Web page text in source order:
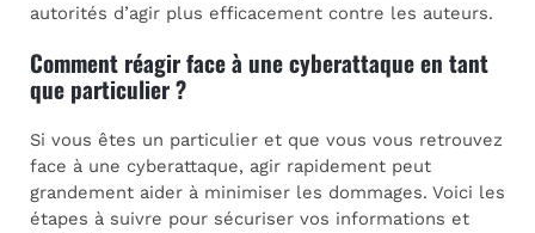
autorités d’agir plus efficacement contre les auteurs.
Comment réagir face à une cyberattaque en tant
que particulier ?
Si vous êtes un particulier et que vous vous retrouvez
face à une cyberattaque, agir rapidement peut
grandement aider à minimiser les dommages. Voici les
étapes à suivre pour sécuriser vos informations et